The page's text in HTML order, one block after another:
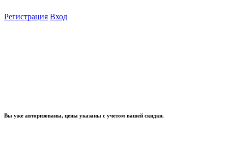
Регистрация Вход
Вы уже авторизованы, цены указаны с учетом вашей скидки.